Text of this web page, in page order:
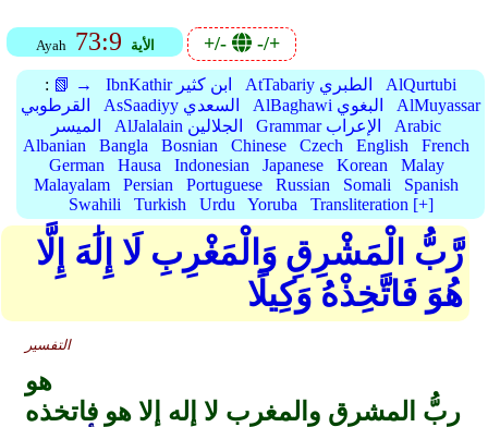
Ayah 73:9 الأية +/- -/+
: 📗 → IbnKathir ابن كثير AtTabariy الطبري
AlQurtubi
القرطوبي
AsSaadiyy السعدي AlBaghawi البغوي
AlMuyassar
الميسر
AlJalalain الجلالين Grammar الإعراب
Arabic
Albanian
Bangla Bosnian Chinese Czech English
French
German
Hausa Indonesian Japanese Korean
Malay
Malayalam
Persian Portuguese Russian Somali
Spanish
Swahili
Turkish Urdu Yoruba Transliteration [+]
رَّبُّ الْمَشْرِقِ وَالْمَغْرِبِ لَا إِلَٰهَ إِلَّا
هُوَ فَاتَّخِذْهُ وَكِيلًا
التفسير
هو
ربُّ المشرق والمغرب لا إله إلا هو فاتخذه